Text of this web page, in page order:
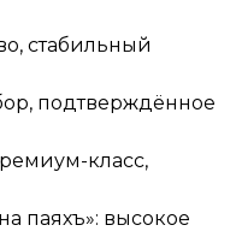
стабильный
подтверждённое
класс,
паяхъ»: высокое